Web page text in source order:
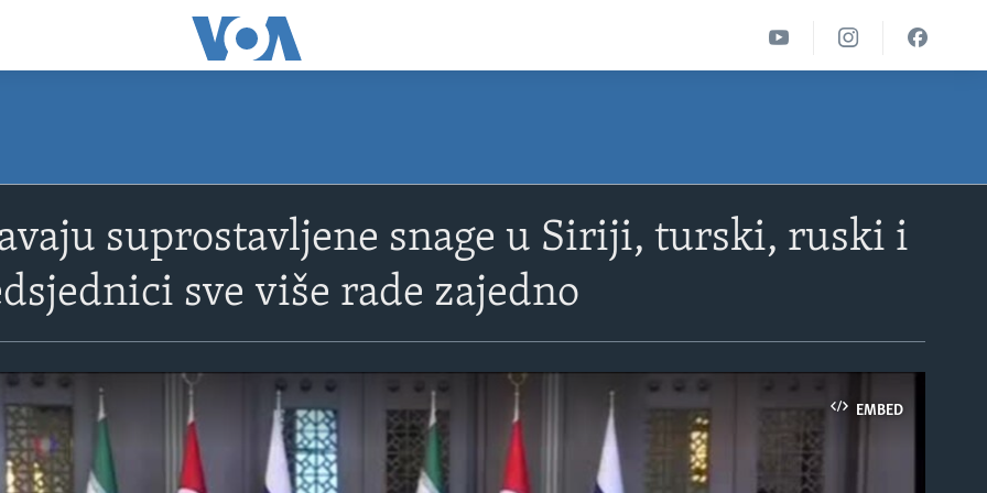
suprostavljene snage u Siriji, turski, ruski i
sve više rade zajedno
EMBED